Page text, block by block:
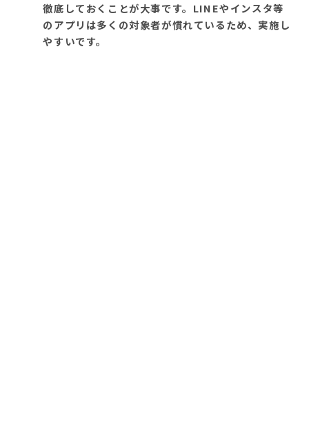
徹底しておくことが大事です。LINEやインスタ等
のアプリは多くの対象者が慣れているため、実施し
やすいです。